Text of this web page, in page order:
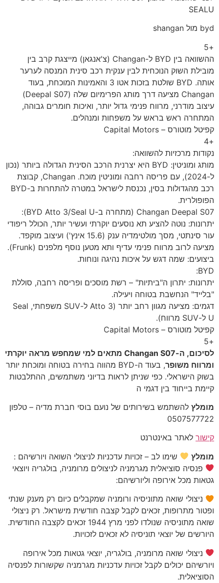
SEALU
byd מול shangan
+5
ההשוואה בין BYD ל-Changan (צ'אנגאן) מייצגת קרב בין
מובילת השוק הנוכחית לבין ענקית רכב סינית המנסה לערער
אותה. BYD שולטת בזכות אטו 3 והאמינות המוכחת, בעוד
Changan מציעה דרך מותג הפרימיום שלה (Deepal S07)
עיצוב מודרני, מרווח פנימי גדול יותר, ואיכות חומרים גבוהה,
המתחרה ראש בראש על משפחות ומנהלים.
קפיטל מוטורס – Capital Motors
+4
נקודות מרכזיות להשוואה:
מותג ומוניטין: BYD היא יצרנית הרכב הסינית הגדולה ביותר (נכון
ל-2024), עם פריסה רחבה ומוניטין מוכח. Changan, קבוצת
רכב מהגדולות בסין, נכנסת לישראל במטרה להתחרות ב-BYD
הפופולרית.
Changan Deepal S07 (מתחרה ב-BYD Atto 3/Seal U):
יתרונות: נוטה להציע תא נוסעים יוקרתי ועשיר יותר, הכולל ריפודי
עור סינתטי, מסך מולטימדיה ענק (15.6 אינץ') ועיצוב מוקפד.
מציעה לרוב מרווח פנימי עדיף ותא מטען נוסף מלפנים (Frunk).
ביצועים: שמה דגש על איכות נהיגה ונוחות.
BYD:
יתרונות: יתרון ה"ביתיות" – רשת מוסכים ופריסה רחבה, סוללת
"בלייד" הנחשבת בטוחה ויעילה.
דגמים: מציעה מגוון רחב יותר (Atto 3 ל-SUV משפחתי, Seal
U ל-SUV מרווח).
קפיטל מוטורס – Capital Motors
+5
לסיכום, ה-Changan S07 מתאים למי שמחפש מראה יוקרתי
ומרווח משופר
, בעוד ה-BYD מהווה בחירה בטוחה ומוכחת יותר
בשוק הישראלי. כפי שניתן לראות בדיוני משתמשים, ההתלבטות
קיימת בייחוד בין דגמי ה
מומלץ להשתמש בשירותים של נועם בוסי חברת מדיה – טלפון
‎0507577722
קישור לאתר באינטרנט
מומלץ
שימו לב – זכויות עדכניות לניצולי השואה ויורשיהם :
פנסיה סוציאלית מגרמניה לניצולים מרומניה, בולגריה ויוצאי
גטאות מכל אירופה וליורשיהם:
ניצולי שואה מתוניסיה ורומניה שמקבלים כיום רק מענק שנתי
ופטור מתרופות, זכאים לקבל קצבה חודשית מישראל. רק ניצולי
שואה מתוניסיה שנולדו לפני מרץ 1944 זכאים לקצבה החודשית.
היורשים של יוצאי תוניסיה לא זכאים לזכויות.
ניצולי שואה מרומניה, בולגריה, יוצאי גטאות מכל אירופה
ויורשיהם יכולים לקבל זכויות עדכניות מגרמניה שקשורות לפנסיה
הסוציאלית.